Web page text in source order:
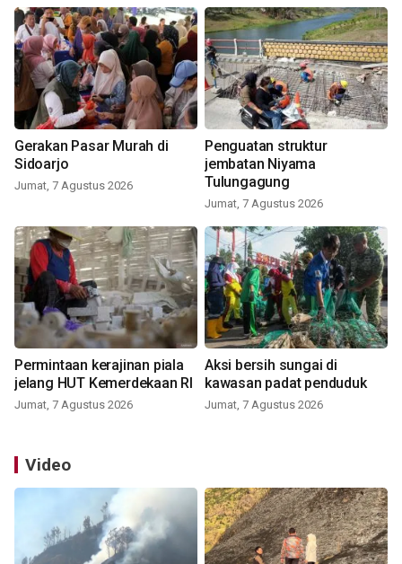
Gerakan Pasar Murah di
Sidoarjo
Jumat, 7 Agustus 2026
Penguatan struktur
jembatan Niyama
Tulungagung
Jumat, 7 Agustus 2026
Permintaan kerajinan piala
jelang HUT Kemerdekaan RI
Jumat, 7 Agustus 2026
Aksi bersih sungai di
kawasan padat penduduk
Jumat, 7 Agustus 2026
Video